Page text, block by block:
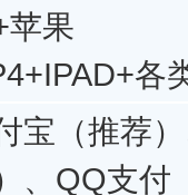
苹果
各
宝（推荐
、QQ支付